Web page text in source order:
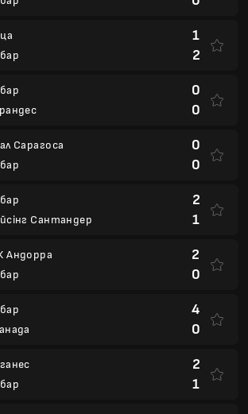
1
2
0
0
Сарагоса
0
0
Сантандер
2
1
Андорра
2
0
4
0
2
1